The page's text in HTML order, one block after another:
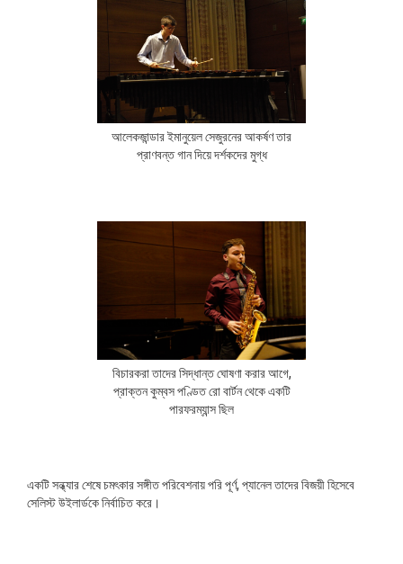
আলেকজান্ডার ইমানুয়েল সেজুরনের আকর্ষণ তার
প্রাণবন্ত গান দিয়ে দর্শকদের মুগ্ধ
বিচারকরা তাদের সিদ্ধান্ত ঘোষণা করার আগে,
প্রাক্তন কুম্বস পণ্ডিত রো বার্টন থেকে একটি
পারফরম্যান্স ছিল
একটি সন্ধ্যার শেষে চমৎকার সঙ্গীত পরিবেশনায় পরি পূর্ণ, প্যানেল তাদের বিজয়ী হিসেবে
সেলিস্ট উইলার্ডকে নির্বাচিত করে।